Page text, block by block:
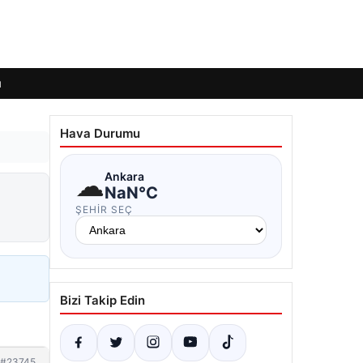
Hava Durumu
☁Ankara
NaN°C
ŞEHIR SEÇ
Bizi Takip Edin